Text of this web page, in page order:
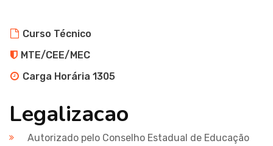
Curso Técnico
MTE/CEE/MEC
Carga Horária 1305
Legalizacao
Autorizado pelo Conselho Estadual de Educação